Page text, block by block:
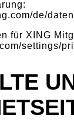
de/
für XING
settings/